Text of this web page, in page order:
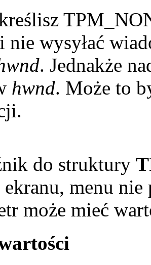
nie wysyłać
. Jednakże
hwnd. Może to
do struktury
ekranu, menu nie
może mieć